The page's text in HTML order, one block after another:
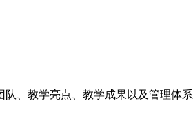
、教学亮点、教学成果以及管理体系